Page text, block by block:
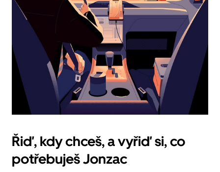
Řiď, kdy chceš, a vyřiď si, co
potřebuješ Jonzac